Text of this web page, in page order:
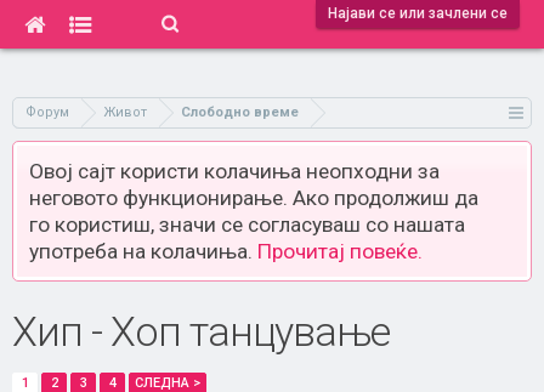
Најави се или зачлени се
Форум Живот Слободно време
Овој сајт користи колачиња неопходни за
неговото функционирање. Ако продолжиш да
го користиш, значи се согласуваш со нашата
употреба на колачиња. Прочитај повеќе.
Хип - Хоп танцување
1 2 3 4 СЛЕДНА >